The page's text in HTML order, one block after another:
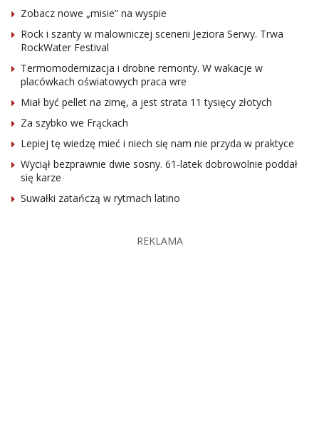
Zobacz nowe „misie” na wyspie
Rock i szanty w malowniczej scenerii Jeziora Serwy. Trwa
RockWater Festival
Termomodernizacja i drobne remonty. W wakacje w
placówkach oświatowych praca wre
Miał być pellet na zimę, a jest strata 11 tysięcy złotych
Za szybko we Frąckach
Lepiej tę wiedzę mieć i niech się nam nie przyda w praktyce
Wyciął bezprawnie dwie sosny. 61-latek dobrowolnie poddał
się karze
Suwałki zatańczą w rytmach latino
REKLAMA